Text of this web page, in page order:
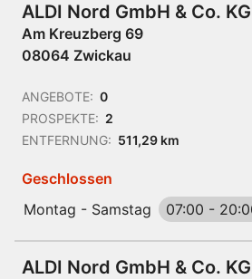
ALDI Nord GmbH & Co. KG
Am Kreuzberg 69
08064 Zwickau
ANGEBOTE: 0
PROSPEKTE: 2
ENTFERNUNG: 511,29 km
Geschlossen
Montag - Samstag
07:00 -
ALDI Nord GmbH & Co. KG